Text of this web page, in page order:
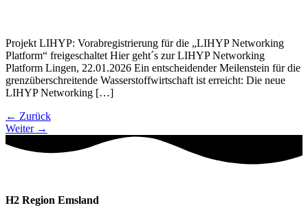
Projekt LIHYP: Vorabregistrierung für die „LIHYP Networking
Platform“ freigeschaltet Hier geht´s zur LIHYP Networking
Platform Lingen, 22.01.2026 Ein entscheidender Meilenstein für die
grenzüberschreitende Wasserstoffwirtschaft ist erreicht: Die neue
LIHYP Networking […]
← Zurück
Weiter →
H2 Region Emsland